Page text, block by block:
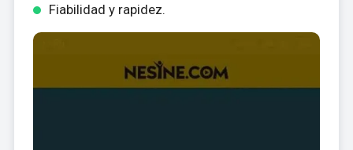
Fiabilidad y rapidez.